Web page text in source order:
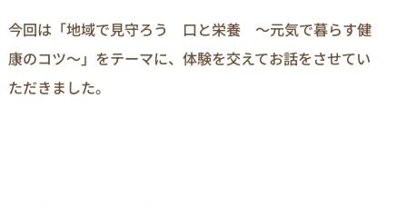
今回は「地域で見守ろう 口と栄養 ～元気で暮らす健
康のコツ～」をテーマに、体験を交えてお話をさせてい
ただきました。